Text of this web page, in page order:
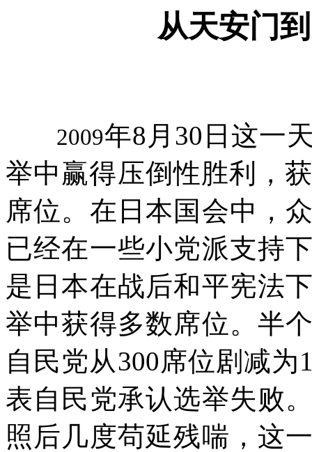
从天安门
2009年8月30日这一
举中赢得压倒性胜利，
席位。在日本国会中，
已经在一些小党派支持
是日本在战后和平宪法
举中获得多数席位。半
自民党从300席位剧减为
表自民党承认选举失败
照后几度苟延残喘，这